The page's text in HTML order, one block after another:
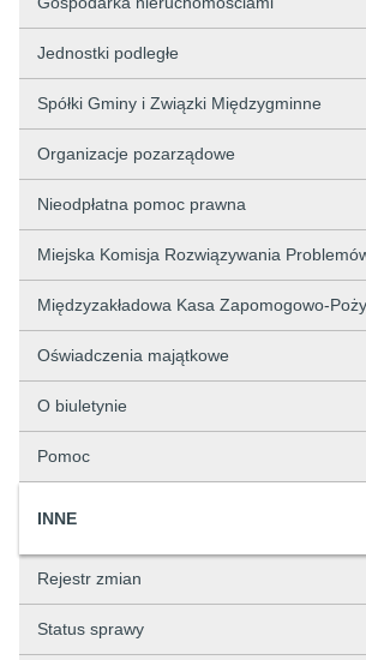
Jednostki podległe
Spółki Gminy i Związki Międzygminne
Organizacje pozarządowe
Nieodpłatna pomoc prawna
Miejska Komisja Rozwiązywania
Międzyzakładowa Kasa Zapomogowo-
Oświadczenia majątkowe
O biuletynie
Pomoc
INNE
Rejestr zmian
Status sprawy